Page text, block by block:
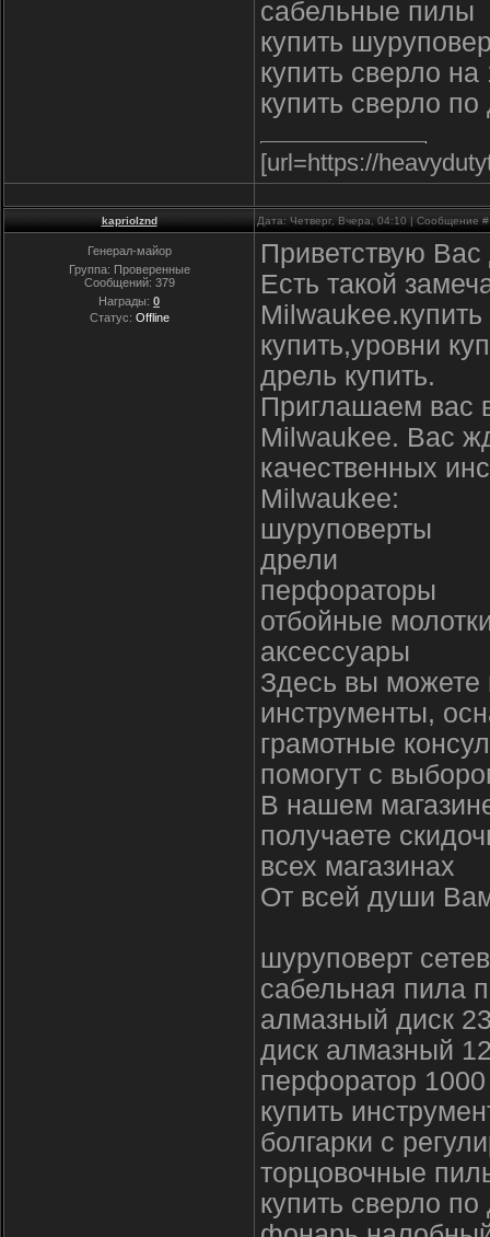
сабельные пилы
купить
купить сверло
купить сверло
[url=https://
kapriolznd Дата: Четверг, Вчера, 04:10 | Сообщение
Генерал-майор
Группа: Проверенные
Сообщений: 379
Награды: 0
Статус: Offline
Приветствую
Есть такой
купить,уровни
дрель купить.
Приглашаем вас
Milwaukee. Вас
качественных
Milwaukee:
шуруповерты
дрели
перфораторы
отбойные
аксессуары
Здесь вы можете
инструменты,
грамотные
помогут с
В нашем
получаете
всех магазинах
От всей души
шуруповерт
сабельная пила
алмазный диск
диск алмазный
перфоратор 1000
купить
болгарки с
торцовочные
купить сверло